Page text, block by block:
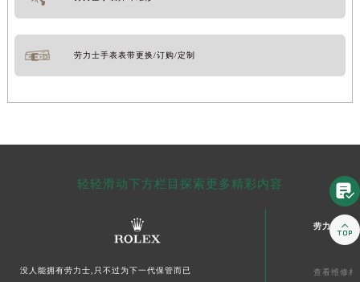
劳力士手表表带更换/订购/定制
轻轻滑动下方栏目探索更多精彩内容
没人能拥有劳力士,只不过为下一代保管而已
劳力士文章
查看维修相

